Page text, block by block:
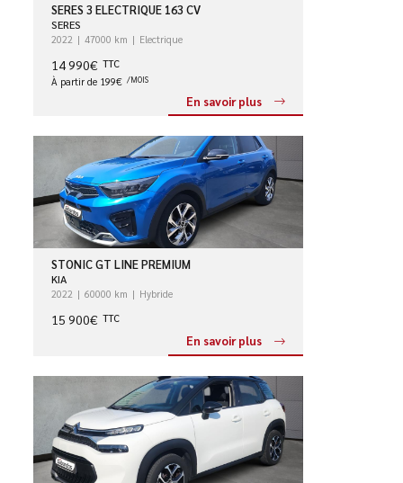
SERES 3 ELECTRIQUE 163 CV
SERES
2022 47000 km Electrique
14 990€ TTC
À partir de 199€ /MOIS
En savoir plus
STONIC GT LINE PREMIUM
KIA
2022 60000 km Hybride
15 900€ TTC
En savoir plus